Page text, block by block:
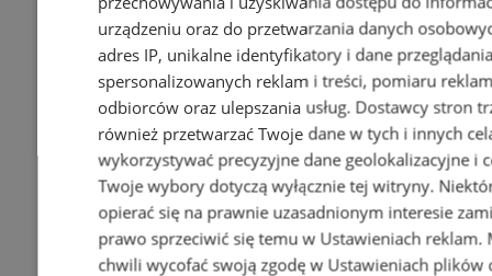
urządzeniu oraz do przetwarzania danych
adres IP, unikalne identyfikatory i dane
spersonalizowanych reklam i treści, pomiaru
odbiorców oraz ulepszania usług. Dostawcy stron
również przetwarzać Twoje dane w tych i innych
wykorzystywać precyzyjne dane geolokalizacyjne i
Twoje wybory dotyczą wyłącznie tej witryny.
opierać się na prawnie uzasadnionym interesie
prawo sprzeciwić się temu w Ustawieniach reklam.
chwili wycofać swoją zgodę w Ustawieniach plików